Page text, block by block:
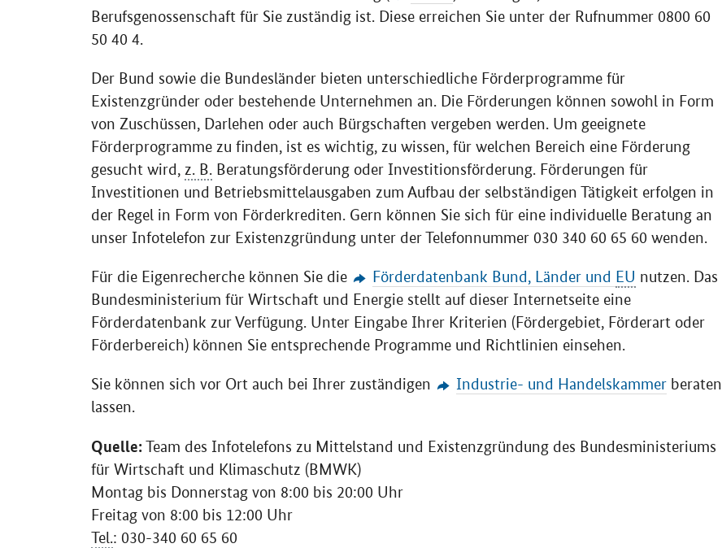
Berufsgenossenschaft für Sie zuständig ist. Diese erreichen Sie unter der Rufnummer 0800 60
50 40 4.
Der Bund sowie die Bundesländer bieten unterschiedliche Förderprogramme für
Existenzgründer oder bestehende Unternehmen an. Die Förderungen können sowohl in Form
von Zuschüssen, Darlehen oder auch Bürgschaften vergeben werden. Um geeignete
Förderprogramme zu finden, ist es wichtig, zu wissen, für welchen Bereich eine Förderung
gesucht wird, z. B. Beratungsförderung oder Investitionsförderung. Förderungen für
Investitionen und Betriebsmittelausgaben zum Aufbau der selbständigen Tätigkeit erfolgen in
der Regel in Form von Förderkrediten. Gern können Sie sich für eine individuelle Beratung an
unser Infotelefon zur Existenzgründung unter der Telefonnummer 030 340 60 65 60 wenden.
Für die Eigenrecherche können Sie die Förderdatenbank Bund, Länder und EU nutzen. Das
Bundesministerium für Wirtschaft und Energie stellt auf dieser Internetseite eine
Förderdatenbank zur Verfügung. Unter Eingabe Ihrer Kriterien (Fördergebiet, Förderart oder
Förderbereich) können Sie entsprechende Programme und Richtlinien einsehen.
Sie können sich vor Ort auch bei Ihrer zuständigen Industrie- und Handelskammer beraten
lassen.
Quelle:Team des Infotelefons zu Mittelstand und Existenzgründung des Bundesministeriums
für Wirtschaft und Klimaschutz (BMWK)
Montag bis Donnerstag von 8:00 bis 20:00 Uhr
Freitag von 8:00 bis 12:00 Uhr
Tel.: 030-340 60 65 60